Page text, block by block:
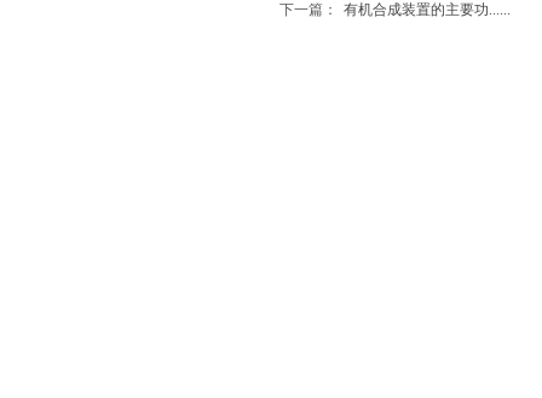
下一篇：
有机合成装置的主要功......